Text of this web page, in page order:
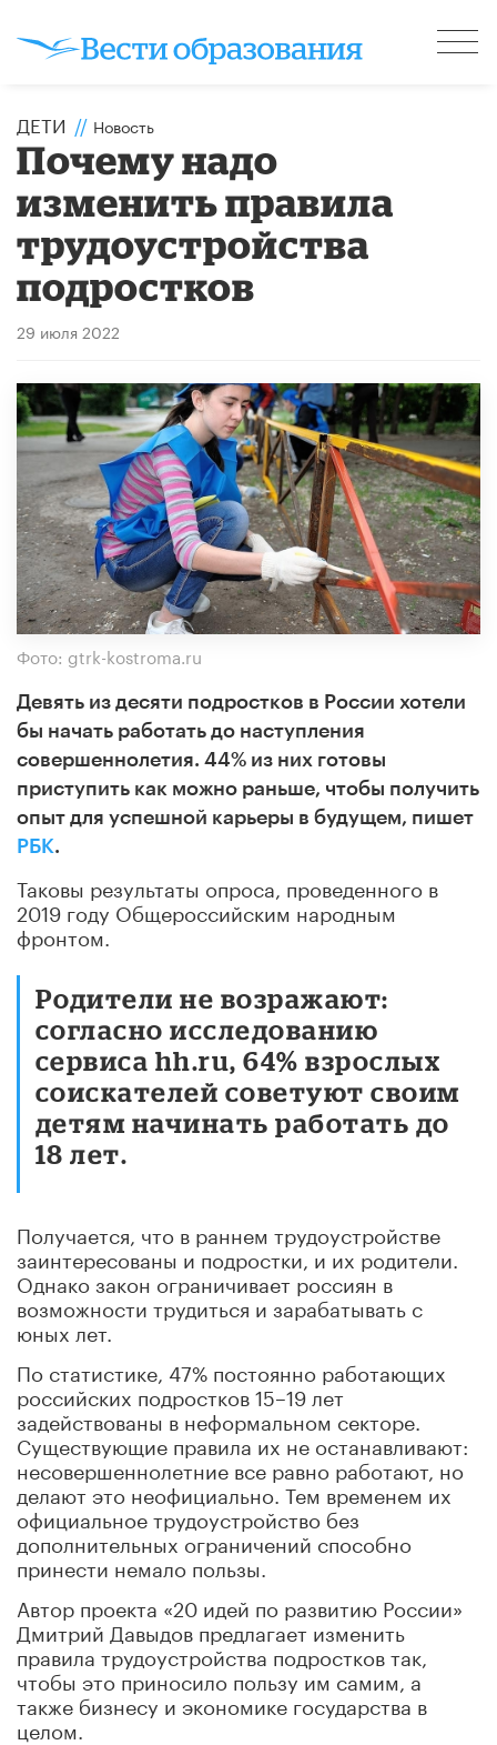
ДЕТИ // Новость
Почему надо
изменить правила
трудоустройства
подростков
29 июля 2022
Фото: gtrk-kostroma.ru
Девять из десяти подростков в России хотели
бы начать работать до наступления
совершеннолетия. 44% из них готовы
приступить как можно раньше, чтобы получить
опыт для успешной карьеры в будущем, пишет
РБК.
Таковы результаты опроса, проведенного в
2019 году Общероссийским народным
фронтом.
Родители не возражают:
согласно исследованию
сервиса hh.ru, 64% взрослых
соискателей советуют своим
детям начинать работать до
18 лет.
Получается, что в раннем трудоустройстве
заинтересованы и подростки, и их родители.
Однако закон ограничивает россиян в
возможности трудиться и зарабатывать с
юных лет.
По статистике, 47% постоянно работающих
российских подростков 15–19 лет
задействованы в неформальном секторе.
Существующие правила их не останавливают:
несовершеннолетние все равно работают, но
делают это неофициально. Тем временем их
официальное трудоустройство без
дополнительных ограничений способно
принести немало пользы.
Автор проекта «20 идей по развитию России»
Дмитрий Давыдов предлагает изменить
правила трудоустройства подростков так,
чтобы это приносило пользу им самим, а
также бизнесу и экономике государства в
целом.